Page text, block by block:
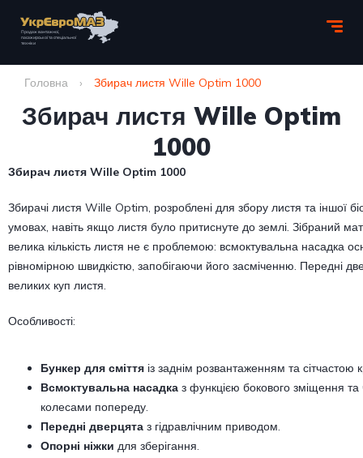
Головна › Збирач листя Wille Optim 1000
Збирач листя Wille Optim
1000
Збирач листя Wille Optim 1000
Збирачі листя Wille Optim, розроблені для збору листя та іншої
умовах, навіть якщо листя було притиснуте до землі. Зібраний
велика кількість листя не є проблемою: всмоктувальна насадка
рівномірною швидкістю, запобігаючи його засміченню. Передні
великих куп листя.
Особливості:
Бункер для сміття із заднім розвантаженням та
Всмоктувальна насадка з функцією бокового зміщення
колесами попереду.
Передні дверцята з гідравлічним приводом.
Опорні ніжки для зберігання.